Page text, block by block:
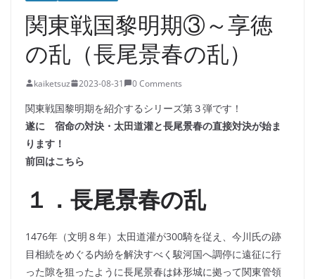
関東戦国黎明期③～享徳
の乱（長尾景春の乱）
kaiketsuz 2023-08-31 0 Comments
関東戦国黎明期を紹介するシリーズ第３弾です！
遂に 宿命の対決・太田道灌と長尾景春の直接対決が始ま
ります！
前回はこちら
１．長尾景春の乱
1476年（文明８年）太田道灌が300騎を従え、今川氏の跡
目相続をめぐる内紛を解決すべく駿河国へ調停に遠征に行
った隙を狙ったように長尾景春は鉢形城に拠って関東管領